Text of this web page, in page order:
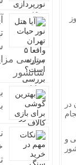
روز جمعه ٢١ آذرماه انجام
و
بررسی
سانسور